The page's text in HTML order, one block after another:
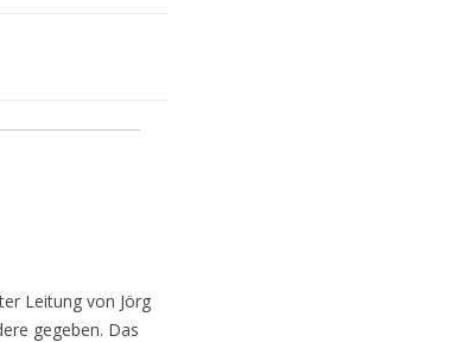
Leitung von Jörg
gegeben. Das